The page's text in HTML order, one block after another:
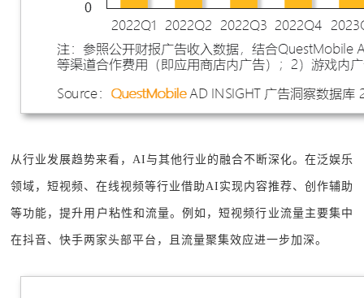
从行业发展趋势来看，AI与其他行业的融合不断深化。在泛娱乐
领域，短视频、在线视频等行业借助AI实现内容推荐、创作辅助
等功能，提升用户粘性和流量。例如，短视频行业流量主要集中
在抖音、快手两家头部平台，且流量聚集效应进一步加深。